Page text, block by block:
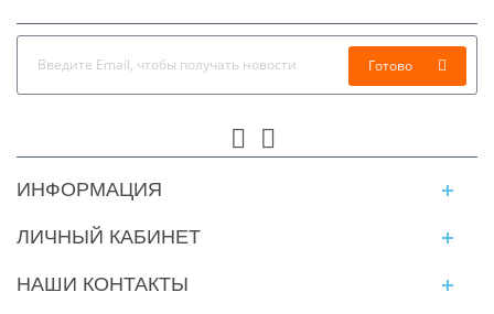
Готово
ИНФОРМАЦИЯ
ЛИЧНЫЙ КАБИНЕТ
НАШИ КОНТАКТЫ